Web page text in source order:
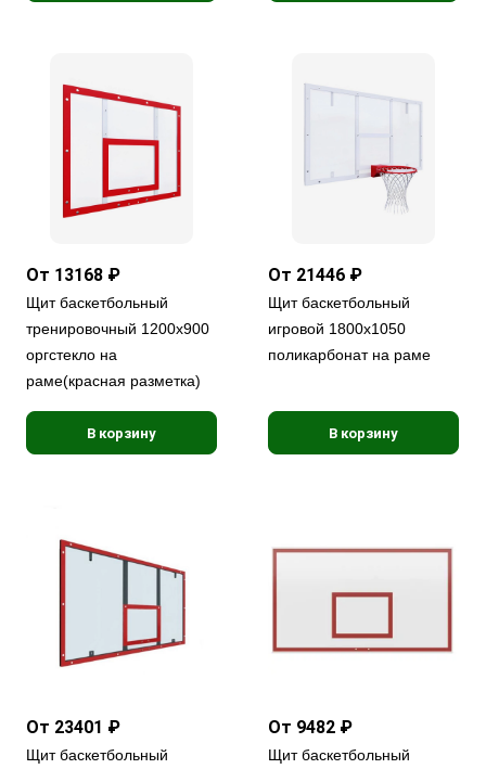
От 13168 ₽
Щит баскетбольный
тренировочный 1200х900
оргстекло на
раме(красная разметка)
В корзину
От 21446 ₽
Щит баскетбольный
игровой 1800х1050
поликарбонат на раме
В корзину
От 23401 ₽
Щит баскетбольный
От 9482 ₽
Щит баскетбольный